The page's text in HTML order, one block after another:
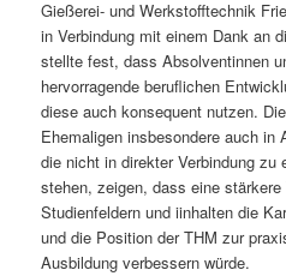
Gießerei- und Werkstofftechnik
in Verbindung mit einem Dank an
stellte fest, dass Absolventinnen
hervorragende beruflichen
diese auch konsequent nutzen.
Ehemaligen insbesondere auch in
die nicht in direkter Verbindung zu
stehen, zeigen, dass eine
Studienfeldern und iinhalten die
und die Position der THM zur
Ausbildung verbessern würde.